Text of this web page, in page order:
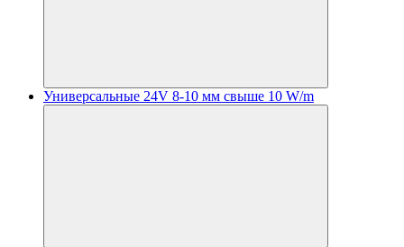
Универсальные 24V 8-10 мм свыше 10 W/m